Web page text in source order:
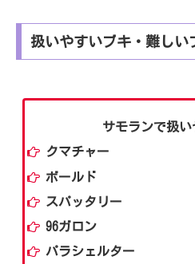
扱いやすいブキ・難しい
サモランで扱
クマチャー
ボールド
スパッタリー
96ガロン
パラシェルター